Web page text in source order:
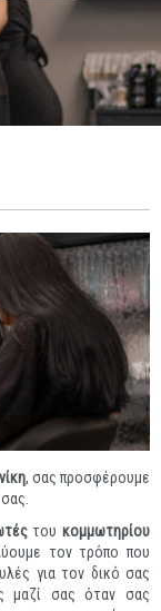
, σας προσφέρουμε
σας.
του κομμωτηρίου
τον τρόπο που
για τον δικό σας
μαζί σας όταν σας